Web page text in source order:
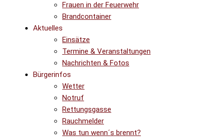
Frauen in der Feuerwehr
Brandcontainer
Aktuelles
Einsätze
Termine & Veranstaltungen
Nachrichten & Fotos
Bürgerinfos
Wetter
Notruf
Rettungsgasse
Rauchmelder
Was tun wenn´s brennt?